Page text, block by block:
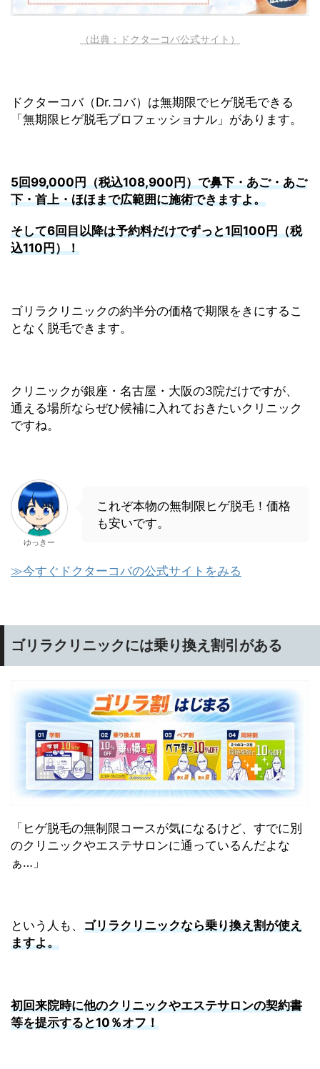
（出典：ドクターコバ公式サイト）
ドクターコバ（Dr.コバ）は無期限でヒゲ脱毛できる
「無期限ヒゲ脱毛プロフェッショナル」があります。
5回99,000円（税込108,900円）で鼻下・あご・あご
下・首上・ほほまで広範囲に施術できますよ。
そして6回目以降は予約料だけでずっと1回100円（税
込110円）！
ゴリラクリニックの約半分の価格で期限をきにするこ
となく脱毛できます。
クリニックが銀座・名古屋・大阪の3院だけですが、
通える場所ならぜひ候補に入れておきたいクリニック
ですね。
ゆっきー
これぞ本物の無制限ヒゲ脱毛！価格
も安いです。
≫今すぐドクターコバの公式サイトをみる
ゴリラクリニックには乗り換え割引がある
「ヒゲ脱毛の無制限コースが気になるけど、すでに別
のクリニックやエステサロンに通っているんだよな
ぁ…」
という人も、 ゴリラクリニックなら乗り換え割が使え
ますよ。
初回来院時に他のクリニックやエステサロンの契約書
等を提示すると10％オフ！